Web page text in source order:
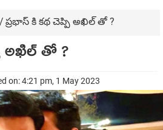
/ ప్రభాస్ కి కథ చెప్పి అఖిల్ తో ?
అఖిల్ తో ?
on: 4:21 pm, 1 May 2023